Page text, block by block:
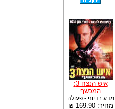
איש הנצח 3:
המכשף
מדע בדיוני - פעולה
מחיר:169.90 ₪